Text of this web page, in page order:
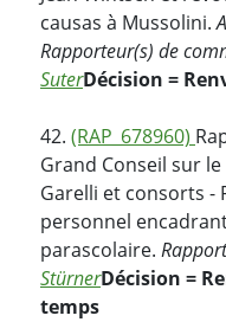
causas à Mussolini.
Rapporteur(s) de
SuterDécision =
42. (RAP_678960)
Grand Conseil sur
Garelli et consorts -
personnel
parascolaire.
StürnerDécision =
temps